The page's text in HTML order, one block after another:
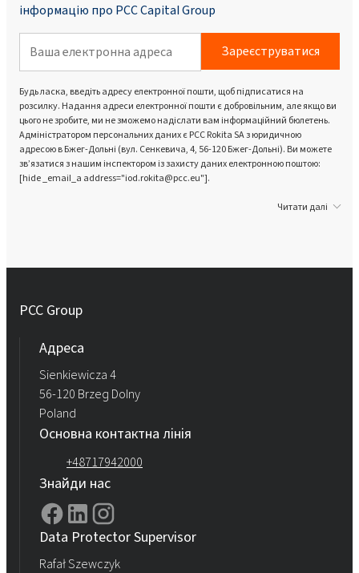
інформацію про PCC Capital Group
Зареєструватися
Будь ласка, введіть адресу електронної пошти, щоб підписатися на
розсилку. Надання адреси електронної пошти є добровільним, але якщо ви
цього не зробите, ми не зможемо надіслати вам інформаційний бюлетень.
Адміністратором персональних даних є PCC Rokita SA з юридичною
адресою в Бжег-Дольні (вул. Сенкевича, 4, 56-120 Бжег-Дольні). Ви можете
зв’язатися з нашим інспектором із захисту даних електронною поштою:
[hide _email_a address="iod.rokita@pcc.eu"].
Читати далі
PCC Group
Адреса
Sienkiewicza 4
56-120 Brzeg Dolny
Poland
Основна контактна лінія
+48717942000
Знайди нас
Data Protector Supervisor
Rafał Szewczyk